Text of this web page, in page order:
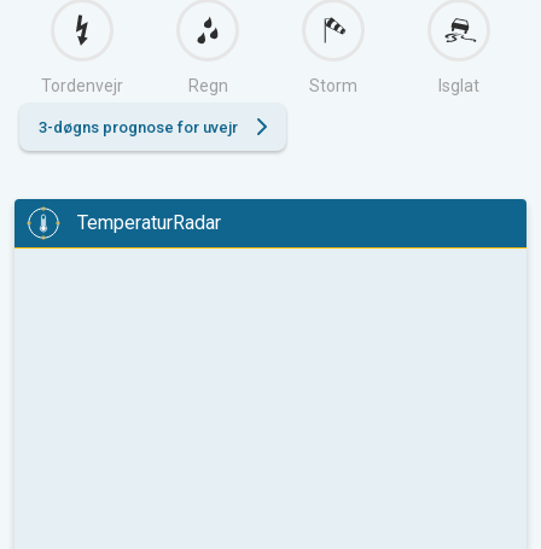
Tordenvejr Regn Storm Isglat
3-døgns prognose for uvejr
TemperaturRadar